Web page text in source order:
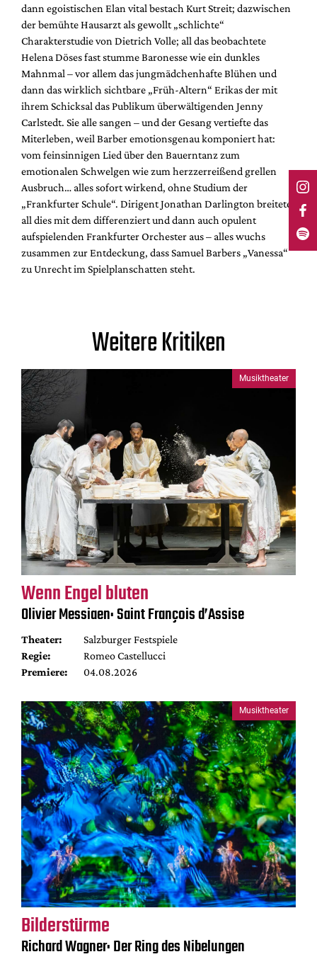
dann egoistischen Elan vital bestach Kurt Streit; dazwischen
der bemühte Hausarzt als gewollt „schlichte“
Charakterstudie von Dietrich Volle; all das beobachtete
Helena Döses fast stumme Baronesse wie ein dunkles
Mahnmal – vor allem das jungmädchenhafte Blühen und
dann das wirklich sichtbare „Früh-Altern“ Erikas der mit
ihrem Schicksal das Publikum überwältigenden Jenny
Carlstedt. Sie alle sangen – und der Gesang vertiefte das
Miterleben, weil Barber emotionsgenau komponiert hat:
vom feinsinnigen Lied über den Bauerntanz zum
emotionalen Schwelgen wie zum herzzerreißend grellen
Ausbruch… alles sofort wirkend, ohne Studium der
„Frankfurter Schule“. Dirigent Jonathan Darlington breitete
all dies mit dem differenziert und dann auch opulent
aufspielenden Frankfurter Orchester aus – alles wuchs
zusammen zur Entdeckung, dass Samuel Barbers „Vanessa“
zu Unrecht im Spielplanschatten steht.
Weitere Kritiken
Musiktheater
Wenn Engel bluten
Olivier Messiaen: Saint François d’Assise
Theater:
Salzburger Festspiele
Regie:
Romeo Castellucci
Premiere:
04.08.2026
Musiktheater
Bilderstürme
Richard Wagner: Der Ring des Nibelungen